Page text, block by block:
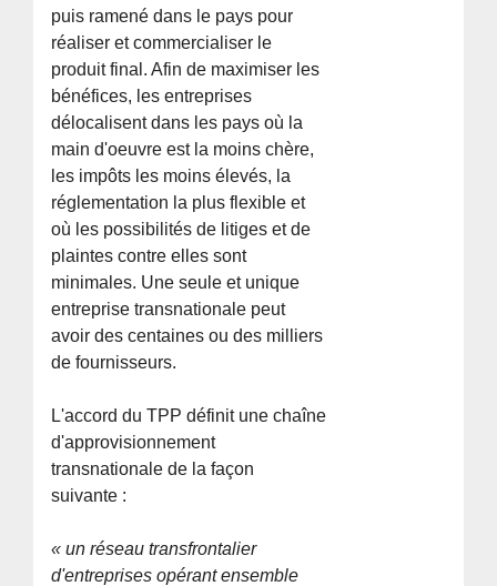
puis ramené dans le pays pour
réaliser et commercialiser le
produit final. Afin de maximiser les
bénéfices, les entreprises
délocalisent dans les pays où la
main d'oeuvre est la moins chère,
les impôts les moins élevés, la
réglementation la plus flexible et
où les possibilités de litiges et de
plaintes contre elles sont
minimales. Une seule et unique
entreprise transnationale peut
avoir des centaines ou des milliers
de fournisseurs.
L'accord du TPP définit une chaîne
d'approvisionnement
transnationale de la façon
suivante :
« un réseau transfrontalier
d'entreprises opérant ensemble